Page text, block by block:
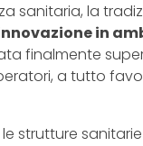
sanitaria, la
in
finalmente
a tutto
le strutture